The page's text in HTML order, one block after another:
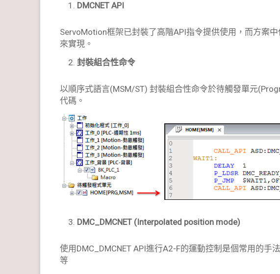
DMCNET API
ServoMotion框架已封裝了高階API指令提供使用，而方案
來實現。
封裝組合性命令
以順序式語言(MSM/ST) 封裝組合性命令於待觸發單元
代碼。
DMC_DMCNET (Interpolated position mode)
使用DMC_DMCNET API進行A2-F的運動控制是個常用的手
等